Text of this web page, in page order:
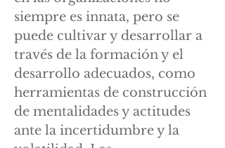
siempre es innata, pero se
puede cultivar y desarrollar a
través de la formación y el
desarrollo adecuados, como
herramientas de construcción
de mentalidades y actitudes
ante la incertidumbre y la